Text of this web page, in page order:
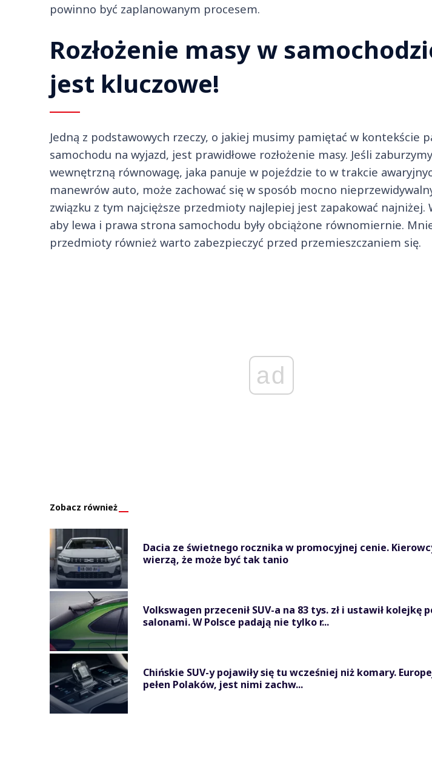
powinno być zaplanowanym procesem.
Rozłożenie masy w
jest kluczowe!
Jedną z podstawowych rzeczy, o jakiej musimy pamiętać w kontekście
samochodu na wyjazd, jest prawidłowe rozłożenie masy. Jeśli zaburzymy
wewnętrzną równowagę, jaka panuje w pojeździe to w trakcie
manewrów auto, może zachować się w sposób mocno
związku z tym najcięższe przedmioty najlepiej jest zapakować najniżej.
aby lewa i prawa strona samochodu były obciążone równomiernie.
przedmioty również warto zabezpieczyć przed przemieszczaniem się.
ad
Zobacz również
Dacia ze świetnego rocznika w promocyjnej cenie.
wierzą, że może być tak tanio
Volkswagen przecenił SUV-a na 83 tys. zł i ustawił kolejkę
salonami. W Polsce padają nie tylko r...
Chińskie SUV-y pojawiły się tu wcześniej niż komary.
pełen Polaków, jest nimi zachw...